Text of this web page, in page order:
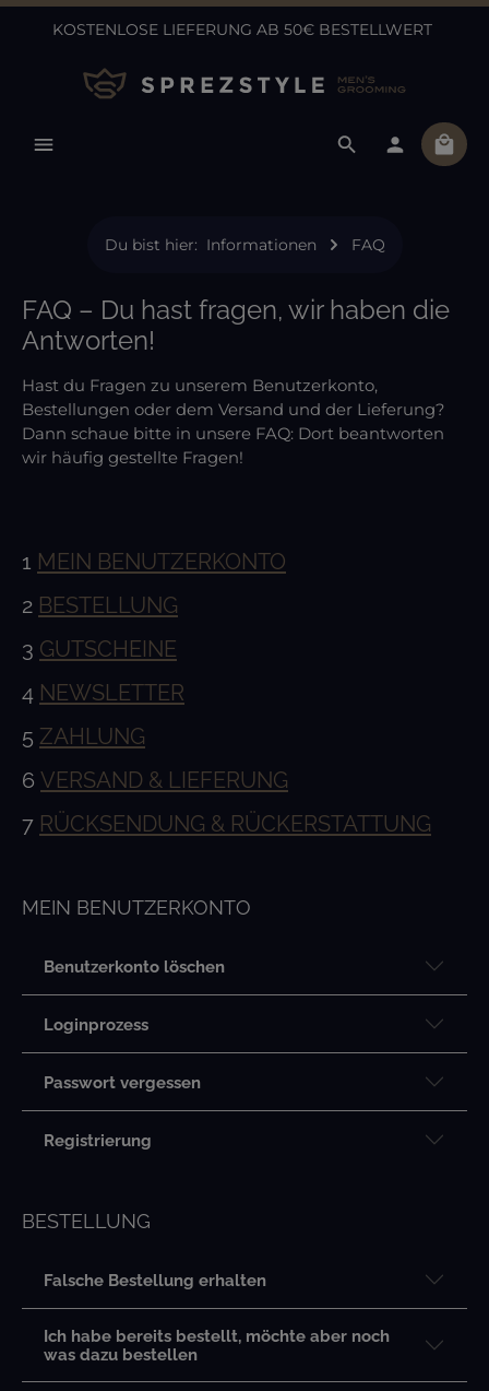
Zum Hauptinhalt springen
KOSTENLOSE LIEFERUNG AB 50€ BESTELLWERT
Du bist hier: Informationen FAQ
FAQ – Du hast fragen, wir haben die
Antworten!
Hast du Fragen zu unserem Benutzerkonto,
Bestellungen oder dem Versand und der Lieferung?
Dann schaue bitte in unsere FAQ: Dort beantworten
wir häufig gestellte Fragen!
1 MEIN BENUTZERKONTO
2 BESTELLUNG
3 GUTSCHEINE
4 NEWSLETTER
5 ZAHLUNG
6 VERSAND & LIEFERUNG
7 RÜCKSENDUNG & RÜCKERSTATTUNG
MEIN BENUTZERKONTO
Benutzerkonto löschen
Loginprozess
Passwort vergessen
Registrierung
BESTELLUNG
Falsche Bestellung erhalten
Ich habe bereits bestellt, möchte aber noch
was dazu bestellen